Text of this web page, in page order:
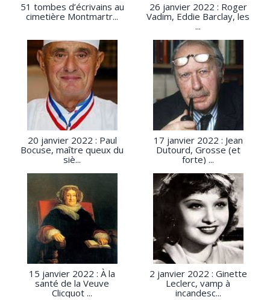
51 tombes d’écrivains au
cimetière Montmartr...
26 janvier 2022 : Roger
Vadim, Eddie Barclay, les
...
20 janvier 2022 : Paul
Bocuse, maître queux du
siè...
17 janvier 2022 : Jean
Dutourd, Grosse (et
forte) ...
15 janvier 2022 : À la
santé de la Veuve
Clicquot ...
2 janvier 2022 : Ginette
Leclerc, vamp à
incandesc...